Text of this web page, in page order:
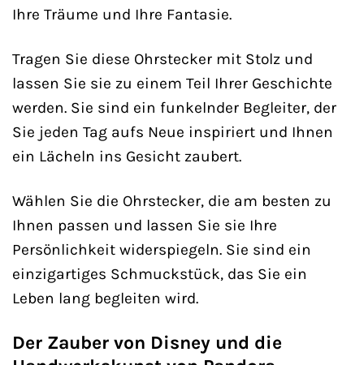
Ihre Träume und Ihre Fantasie.
Tragen Sie diese Ohrstecker mit Stolz und
lassen Sie sie zu einem Teil Ihrer Geschichte
werden. Sie sind ein funkelnder Begleiter, der
Sie jeden Tag aufs Neue inspiriert und Ihnen
ein Lächeln ins Gesicht zaubert.
Wählen Sie die Ohrstecker, die am besten zu
Ihnen passen und lassen Sie sie Ihre
Persönlichkeit widerspiegeln. Sie sind ein
einzigartiges Schmuckstück, das Sie ein
Leben lang begleiten wird.
Der Zauber von Disney und die